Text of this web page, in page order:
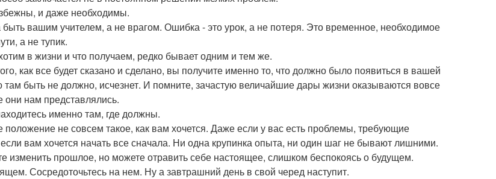
и даже необходимы.
вашим учителем, а не врагом. Ошибка - это урок, а не потеря. Это временное, необходимое
а не тупик.
в жизни и что получаем, редко бывает одним и тем же.
как все будет сказано и сделано, вы получите именно то, что должно было появиться в вашей
там быть не должно, исчезнет. И помните, зачастую величайшие дары жизни оказываются вовсе
они нам представлялись.
именно там, где должны.
не совсем такое, как вам хочется. Даже если у вас есть проблемы, требующие
вам хочется начать все сначала. Ни одна крупинка опыта, ни один шаг не бывают лишними.
изменить прошлое, но можете отравить себе настоящее, слишком беспокоясь о будущем.
Сосредоточьтесь на нем. Ну а завтрашний день в свой черед наступит.